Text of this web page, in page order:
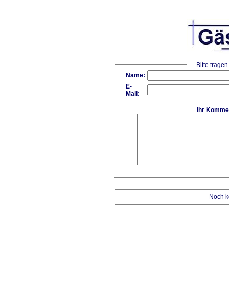
Bitte
Name:
E-
Mail:
Ihr
Noch